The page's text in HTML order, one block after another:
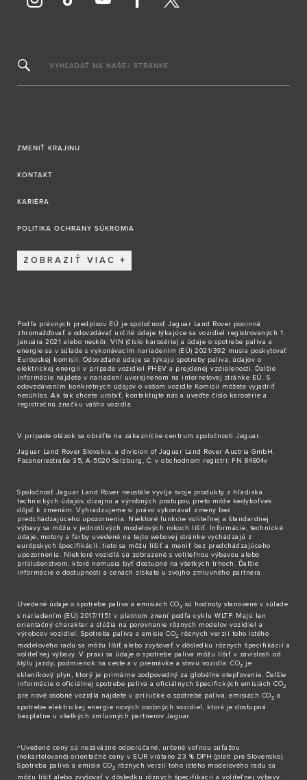
VYHĽADAŤ NA NAŠEJ STRÁNKE
ZMENIŤ KRAJINU
KONTAKT
KARIÉRA
POLITIKA OCHRANY SÚKROMIA
ZOBRAZIŤ VIAC
Podľa právnych predpisov EÚ je spoločnosť Jaguar Land Rover povinná
zhromažďovať a odovzdávať určité údaje týkajúce sa vozidiel registrovaných 1.
januára 2021 alebo neskôr. VIN (číslo karosérie) a údaje o spotrebe paliva a
energie sa v súlade s vykonávacím nariadením (EÚ) 2021/392 musia poskytovať
Európskej komisii. Odovzdané údaje sa týkajú spotreby paliva, údajov o
elektrickej energii v prípade vozidiel PHEV a prejdenej vzdialenosti. Ďalšie
informácie nájdete v nariadení uverejnenom na internetovej stránke EÚ. S
odovzdávaním konkrétnych údajov o vašom vozidle Komisii môžete vyjadriť
nesúhlas. Ak tak chcete urobiť,
kontaktujte nás a uveďte číslo karosérie a
registračnú značku vášho vozidla.
V prípade otázok sa obráťte na zákaznícke centrum spoločnosti Jaguar.
Jaguar Land Rover Slovakia, a division of Jaguar Land Rover Austria GmbH,
Fasaneriestraße 35, A-5020 Salzburg, Č. v obchodnom registri: FN 84604v
Spoločnosť Jaguar Land Rover neustále vyvíja svoje produkty z hľadiska
technických údajov, dizajnu a výrobných postupov, preto môže kedykoľvek
dôjsť k zmenám. Vyhradzujeme si právo vykonávať zmeny bez
predchádzajúceho upozornenia. Niektoré funkcie voliteľnej a štandardnej
výbavy sa môžu v jednotlivých modelových rokoch líšiť. Informácie, technické
údaje, motory a farby uvedené na tejto webovej stránke vychádzajú z
európskych špecifikácií, tieto sa môžu líšiť a meniť bez predchádzajúceho
upozornenia. Niektoré vozidlá sú zobrazené s voliteľnou výbavou alebo
príslušenstvom, ktoré nemusia byť dostupné na všetkých trhoch. Ďalšie
informácie o dostupnosti a cenách získate u svojho zmluvného partnera.
Uvedené údaje o spotrebe paliva a emisiách CO2 sú hodnoty stanovené v súlade
s nariadením (EÚ) 2017/1151 v platnom znení podľa cyklu WLTP. Majú len
orientačný charakter a slúžia na porovnanie rôznych modelov vozidiel a
výrobcov vozidiel. Spotreba paliva a emisie CO2
rôznych verzií toho istého
modelového radu sa môžu líšiť alebo zvyšovať v dôsledku rôznych špecifikácií a
voliteľnej výbavy. V praxi sa údaje o spotrebe paliva môžu líšiť v závislosti od
štýlu jazdy, podmienok na ceste a v premávke a stavu vozidla. CO2 je
skleníkový plyn, ktorý je primárne zodpovedný za globálne otepľovanie. Ďalšie
informácie o oficiálnej spotrebe paliva a oficiálnych špecifických emisiách CO2
pre nové osobné vozidlá nájdete v príručke o spotrebe paliva, emisiách CO2 a
spotrebe elektrickej energie nových osobných vozidiel, ktorá je dostupná
bezplatne u všetkých zmluvných partnerov Jaguar.
^Uvedené ceny sú nezáväzné odporúčané, určené voľnou súťažou
(nekartelované) orientačné ceny v EUR vrátane 23 % DPH (platí pre Slovensko).
Spotreba paliva a emisie CO2
rôznych verzií toho istého modelového radu sa
môžu líšiť alebo zvyšovať v dôsledku rôznych špecifikácií a voliteľnej výbavy.